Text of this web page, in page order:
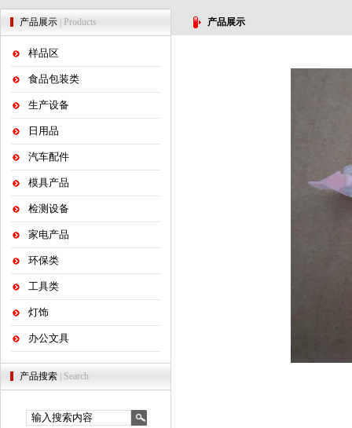
产品展示 | Products
样品区
食品包装类
生产设备
日用品
汽车配件
模具产品
检测设备
家电产品
环保类
工具类
灯饰
办公文具
产品搜索 | Search
产品展示